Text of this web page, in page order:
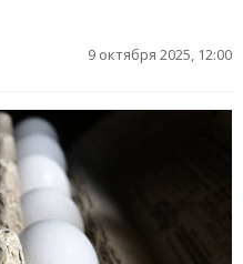
9 октября 2025, 12:00